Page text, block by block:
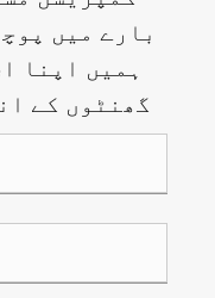
بارے میں
گھنٹوں کے